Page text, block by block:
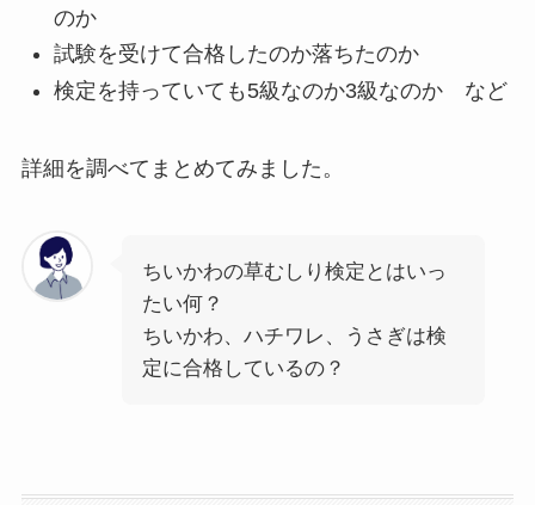
のか
試験を受けて合格したのか落ちたのか
検定を持っていても5級なのか3級なのか など
詳細を調べてまとめてみました。
ちいかわの草むしり検定とはいっ
たい何？
ちいかわ、ハチワレ、うさぎは検
定に合格しているの？